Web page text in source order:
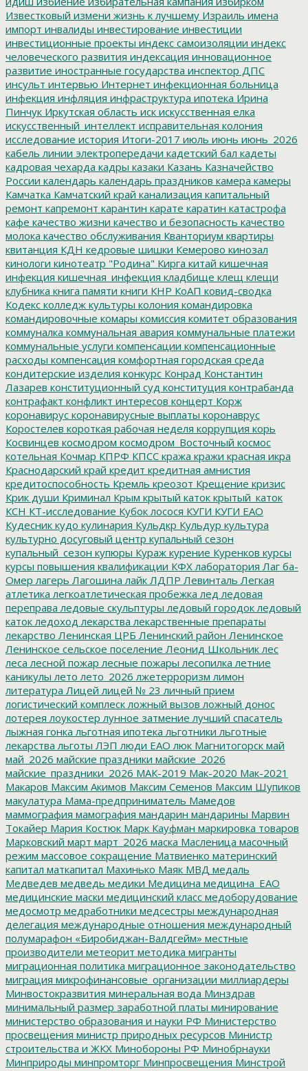
Известковый измени жизнь к лучшему Израиль имена
импорт инвалиды инвестирование инвестиции
инвестиционные проекты индекс самоизоляции индекс
человеческого развития индексация инновационное
развитие иностранные государства инспектор ДПС
инсульт интервью Интернет инфекционная больница
инфекция инфляция инфраструктура ипотека Ирина
Пинчук Иркутская область иск искусственная елка
искусственный_интеллект исправительная колония
исследование история Итоги-2017 июль июнь июнь_2026
кабель линии электропередачи кадетский бал кадеты
кадровая чехарда кадры казаки Казань Казначейство
России календарь календарь праздников камера камеры
Камчатка Камчатский край канализация капитальный
ремонт капремонт карантин карате каратин катастрофа
кафе качество жизни качество и безопасность качество
молока качество обслуживания Кванториум квартиры
квитанция КДН кедровые шишки Кемерово кинозал
кинологи кинотеатр "Родина" Кирга китай кишечная
инфекция кишечная_инфекция кладбище клещ клещи
клубника книга памяти книги КНР КоАП ковид-сводка
Кодекс колледж культуры колония командировка
командировочные комары комиссия комитет образования
коммуналка коммунальная авария коммунальные платежи
коммунальные услуги компенсации компенсационные
расходы компенсация комфортная городская среда
кондитерские изделия конкурс Конрад Константин
Лазарев конституционный суд конституция контрабанда
контрафакт конфликт интересов концерт Корж
коронавирус коронавирусные выплаты коронаврус
Коростелев короткая рабочая неделя коррупция корь
Косвинцев космодром космодром_Восточный космос
котельная Кочмар КПРФ КПСС кража кражи красная икра
Краснодарский край кредит кредитная амнистия
кредитоспособность Кремль креозот Крещение кризис
Крик души Криминал Крым крытый каток крытый_каток
КСН КТ-исследование Кубок лосося КУГИ КУГИ ЕАО
Кудесник кудо кулинария Кульдкр Кульдур культура
культурно досуговый центр купальный сезон
купальный_сезон купюры Кураж курение Куренков курсы
курсы повышения квалификации КФХлаборатория Лаг ба-
Омер лагерь Лагошина лайк ЛДПР Левинталь Легкая
атлетика легкоатлетическая пробежка лед ледовая
переправа ледовые скульптуры ледовый городокледовый
катокледоход лекарства лекарственные препараты
лекарство Ленинская ЦРБ Ленинский район Ленинское
Ленинское сельское поселение Леонид Школьниклес
леса лесной пожар лесные пожары лесопилка летние
каникулы лето лето_2026 лжетерроризм лимон
литература Лицей лицей № 23 личный прием
логистический комплескложный вызов ложный донос
лотерея лоукостер лунное затмение лучший спасатель
лыжная гонка льготная ипотека льготники льготные
лекарства льготы ЛЭП люди ЕАО люк Магнитогорск май
май_2026 майские праздники майские_2026
майские_праздники_2026 МАК-2019 Мак-2020 Мак-2021
Макаров Максим Акимов Максим Семенов Максим Шупиков
макулатура Мама-предприниматель Мамедов
маммография мамография мандарин мандарины Марвин
Токайер Мария Костюк Марк Кауфман маркировка товаров
Марковский март март_2026 маска Масленица масочный
режим массовое сокращение Матвиенко материнский
капитал маткапитал Махинько Маяк МВД медаль
Медведев медведь медики Медицина медицина_ЕАО
медицинские маски медицинский класс медоборудование
медосмотр медработники медсестры международная
делегация международные отношения международный
полумарафон «Биробиджан-Валдгейм» местные
производители метеорит методика мигранты
миграционная политика миграционное законодательство
миграция микрофинансовые_организации миллиардеры
Минвостокразвития минеральная вода Минздрав
минимальный размер заработной платы минирование
министерство образования и науки РФ Министерство
просвещения министр природных ресурсов Министр
строительства и ЖКХ Минобороны РФ Минобрнауки
Минприроды минпромторг Минпросвещения Минстрой